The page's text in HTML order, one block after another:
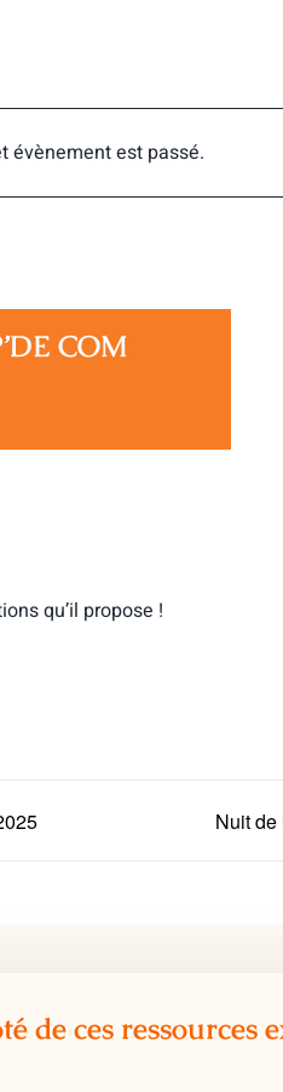
évènement est passé.
COM
qu’il propose !
Nuit de
de ces ressources